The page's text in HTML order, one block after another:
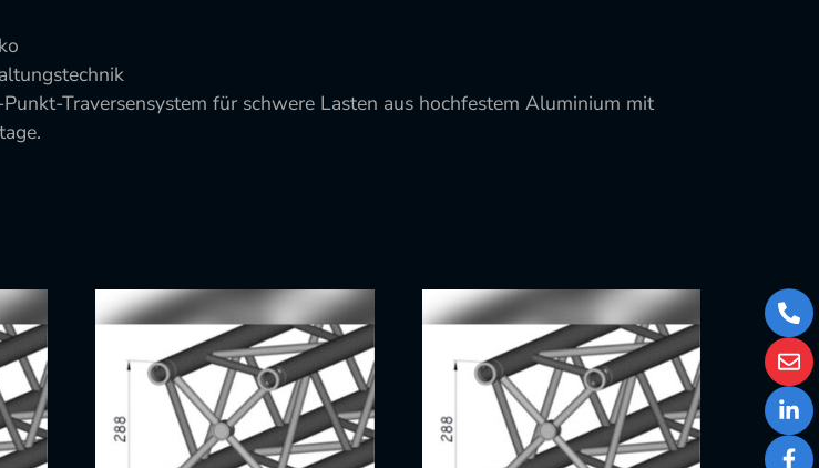
Traversensystem für schwere Lasten aus hochfestem Aluminium mit
+43
1
526
77
73